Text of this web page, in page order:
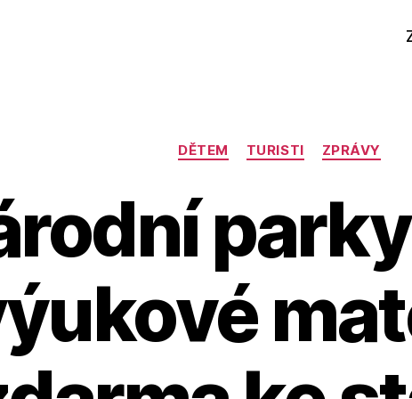
Rubriky
DĚTEM TURISTI ZPRÁVY
u